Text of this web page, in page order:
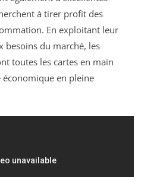
à tirer profit des
En exploitant leur
besoins du marché, les
toutes les cartes en main
économique en pleine